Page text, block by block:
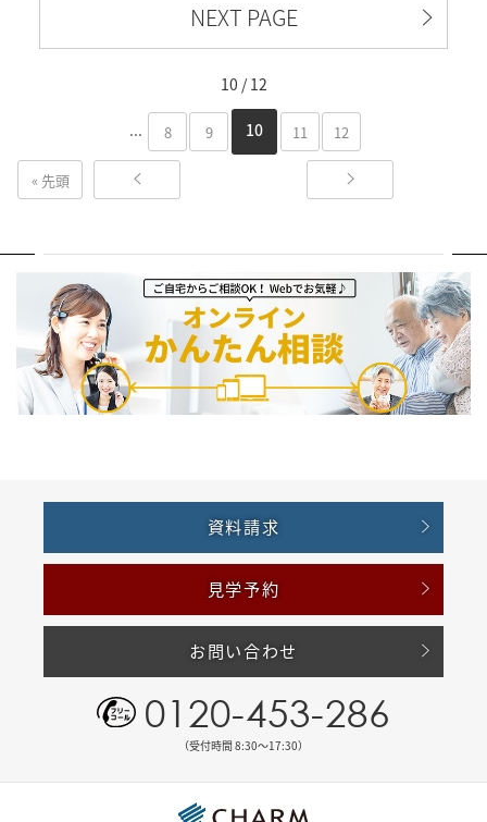
NEXT PAGE
10 / 12
« 先頭
... 8 9 10 11 12
資料請求
見学予約
お問い合わせ
0120-453-286
（受付時間 8:30〜17:30）